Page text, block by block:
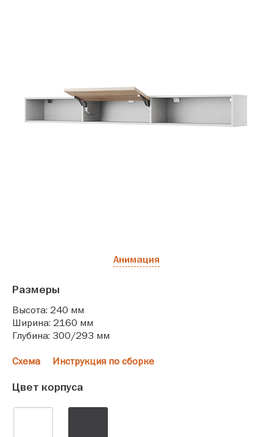
Анимация
Размеры
Высота: 240 мм
Ширина: 2160 мм
Глубина: 300/293 мм
Схема Инструкция по сборке
Цвет корпуса